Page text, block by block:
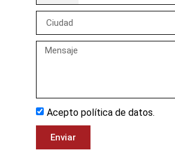
Acepto política de datos.
Enviar